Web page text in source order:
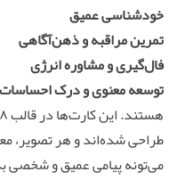
خودشناسی عمیق
تمرین مراقبه و ذهن‌آگاهی
فال‌گیری و مشاوره انرژی
توسعه معنوی و درک
هستند. این کارت‌ها در قالب ۷۸ کارت شامل
طراحی شده‌اند و هر تصویر،
می‌تونه پیامی عمیق و شخصی